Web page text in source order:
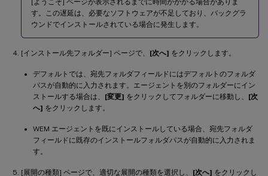
す。この遅延は、必要なソフトウェアが不足しており、バックグラ
ウンドでインストールされている場合に発生します。
[インストール先フォルダー] ページで、 [次へ] をクリックします。
デフォルトでは、宛先フォルダフィールドにはデフォルトのフォルダ
パスが自動的に入力されます。エージェントを別のフォルダーにイン
ストールする場合は、 [変更] をクリックしてフォルダーに移動し、 [次
へ] をクリックします。
WEM エージェントを既にインストールしている場合、宛先フォルダ
フィールドに既存のインストールフォルダパスが自動的に入力されま
す。
[展開の種類] ページで、適切な展開の種類を選択し、 [次へ] をクリックし